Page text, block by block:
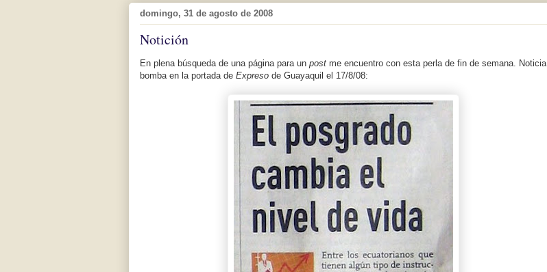
domingo, 31 de agosto de 2008
Notición
En plena búsqueda de una página para un post me encuentro con esta perla de fin de semana. Noticia
bomba en la portada de Expreso de Guayaquil el 17/8/08: